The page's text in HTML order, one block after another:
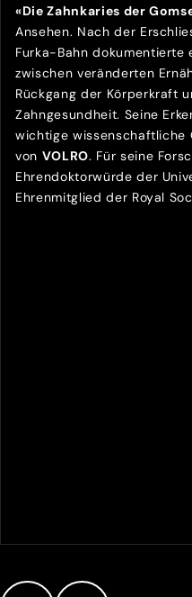
«Die Zahnkaries der
Ansehen. Nach der
Furka-Bahn dokumentierte
zwischen veränderten
Rückgang der Körperkraft
Zahngesundheit. Seine
wichtige wissenschaftliche
von VOLRO. Für seine
Ehrendoktorwürde der
Ehrenmitglied der Royal